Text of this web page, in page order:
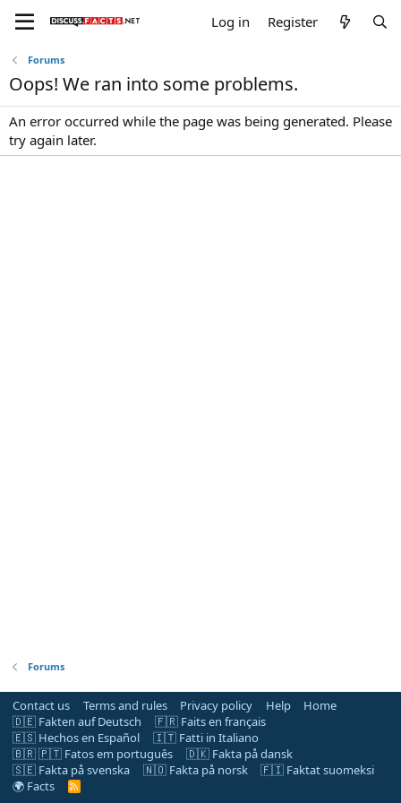
Log in Register
Forums
Oops! We ran into some problems.
An error occurred while the page was being generated. Please
try again later.
Forums
Contact us Terms and rules Privacy policy Help
Home
🇩🇪 Fakten auf Deutsch
🇫🇷 Faits en français
🇪🇸 Hechos en Español
🇮🇹 Fatti in Italiano
🇧🇷 🇵🇹 Fatos em português
🇩🇰 Fakta på dansk
🇸🇪 Fakta på svenska
🇳🇴 Fakta på norsk
🇫🇮 Faktat suomeksi
🌍 Facts
R